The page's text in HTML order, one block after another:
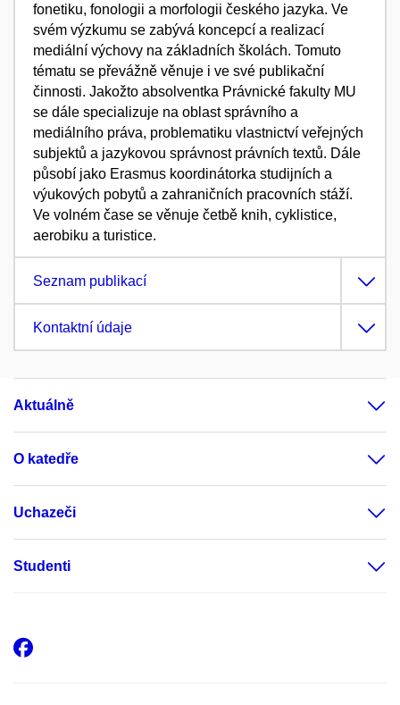
fonetiku, fonologii a morfologii českého jazyka. Ve
svém výzkumu se zabývá koncepcí a realizací
mediální výchovy na základních školách. Tomuto
tématu se převážně věnuje i ve své publikační
činnosti. Jakožto absolventka Právnické fakulty MU
se dále specializuje na oblast správního a
mediálního práva, problematiku vlastnictví veřejných
subjektů a jazykovou správnost právních textů. Dále
působí jako Erasmus koordinátorka studijních a
výukových pobytů a zahraničních pracovních stáží.
Ve volném čase se věnuje četbě knih, cyklistice,
aerobiku a turistice.
Seznam publikací
Kontaktní údaje
Aktuálně
O katedře
Uchazeči
Studenti
Facebook